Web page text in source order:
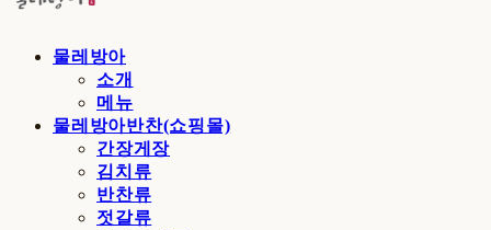
물레방아
소개
메뉴
물레방아반찬(쇼핑몰)
간장게장
김치류
반찬류
젓갈류